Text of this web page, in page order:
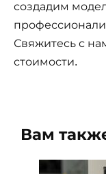
создадим
Свяжитесь с
стоимости.
Вам